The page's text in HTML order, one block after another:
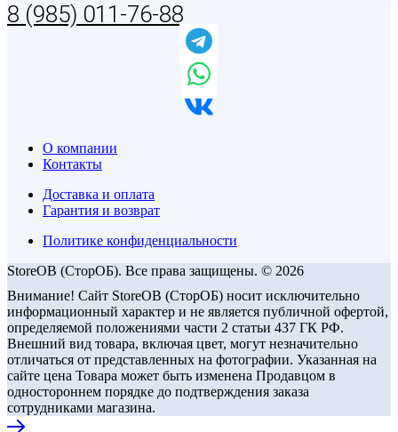
8 (985) 011-76-88
О компании
Контакты
Доставка и оплата
Гарантия и возврат
Политике конфиденциальности
StoreOB (CторОБ). Все права защищены. © 2026
Внимание! Сайт StoreOB (СторОБ) носит исключительно
информационный характер и не является публичной офертой,
определяемой положениями части 2 статьи 437 ГК РФ.
Внешний вид товара, включая цвет, могут незначительно
отличаться от представленных на фотографии. Указанная на
сайте цена Товара может быть изменена Продавцом в
одностороннем порядке до подтверждения заказа
сотрудниками магазина.